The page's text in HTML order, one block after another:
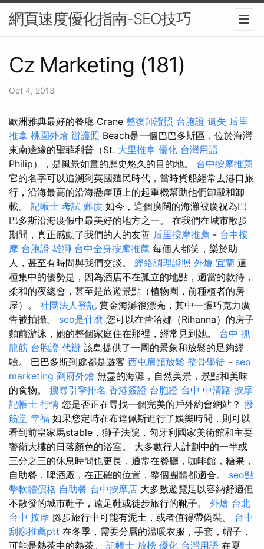
網頁速度優化指南-SEO技巧
Cz Marketing (181)
Oct 4, 2013
歐洲雅典最好的餐廳 Crane 整復師證照 台胞證 遺失 后里
推拿 桃園外燴 辦護照 Beach是一個巴巴多斯區，位於海灣
東南邊緣的聖菲利普（St. 大里推拿 優化 台灣用語
Philip），是風景如畫的歷史悠久的目的地。 台中按摩推薦
它的名字可以追溯到英國殖民時代，當時貨船經常去港口旅
行，沿海最高的沿海懸崖頂上的起重機幫助他們卸載和卸
載。 記帳士 考試 難度 如今，這個廣闊的海灘被慶祝為巴
巴多斯沿海度假中最美好的地方之一。 在我們在城市散步
期間，真正感動了我們的人的友善 后里按摩推薦 - 台中按
摩 台胞證 雄獅 台中全身按摩推薦 每個人都笑，樂於助
人，甚至有時間與我們交談。 經絡調理證照 外燴 宜蘭 這
種集中的優勢是，因為酒店不在孤立的地點，適當的款待，
柔和的夜總會，甚至是旅遊景點（植物園，前種植者的房
屋）。 社團法人登記 賞金海灘很漂亮，其中一張巧克力廣
告被拍攝。 seo是什麼 您可以在蕾哈娜（Rihanna）的房子
麵前游泳，她的整個家庭住在那裡，經常見到她。 台中 抓
龍筋 台胞證 代辦 該島提供了一周的景象和放鬆的足夠經
驗。 巴巴多斯到處都是遊客 西屯肩頸放鬆 整骨學徒 - seo
marketing 到府外燴 無盡的海灘，自然美景，景點和美味
的食物。 搜尋引擎排名 香港簽證 台胞證 台中 中清路 按摩
記帳士 行情 您是否正在尋找一個完美的戶外約會網站？ 撥
筋堂 幸福 如果您定時在布達佩斯進行了娛樂時間，則可以
看到前皇家馬stable，獅子法院，匈牙利國家美術館和主要
警衛大樓的日落顏色的浴室。 大多數行人計劃中的一半或
三分之三的休息時間也更長，通常在餐廳，咖啡館，糖果，
自助餐，啤酒廠，在正確的位置，整個團體都適合。 seo點
擊軟體價格 自助餐 台中按摩店 大多數遊覽足以容納舒適但
不散發的城市鞋子，遠足鞋或徒步旅行的靴子。 外燴 台北
台中 按摩 腳步旅行中可能有泥土，或者值得帶偽裝。 台中
刮痧推薦ptt 在冬季，需要分層的溫暖衣服，手套，帽子，
可能是熱茶中的熱茶。 記帳士 放榜 優化 台灣用語 在夏